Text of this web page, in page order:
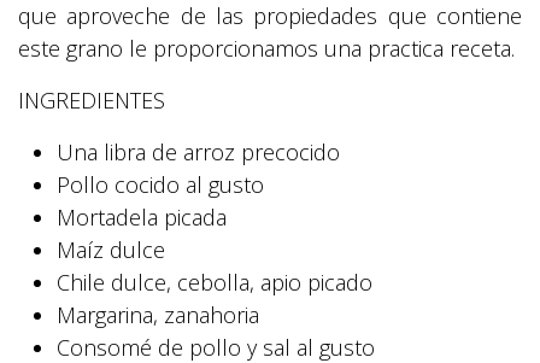
que aproveche de las propiedades que contiene
este grano le proporcionamos una practica receta.
INGREDIENTES
Una libra de arroz precocido
Pollo cocido al gusto
Mortadela picada
Maíz dulce
Chile dulce, cebolla, apio picado
Margarina, zanahoria
Consomé de pollo y sal al gusto